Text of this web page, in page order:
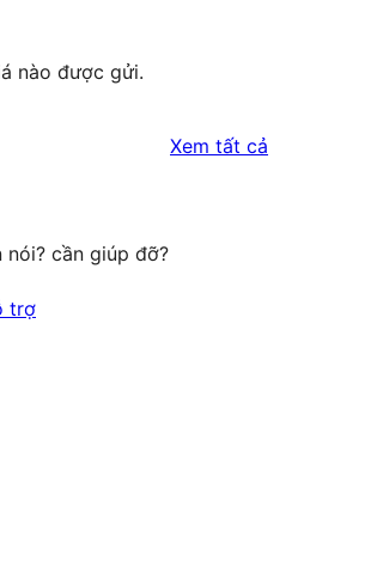
nào được gửi.
Xem tất cả
cần giúp đỡ?
trợ